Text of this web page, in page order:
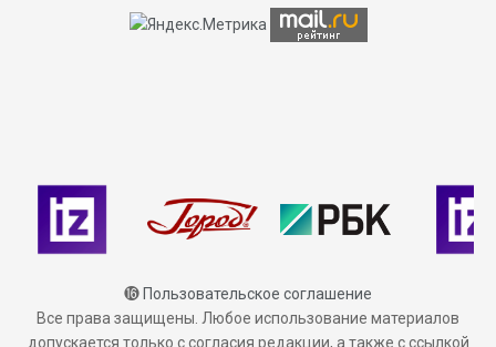
⓰ Пользовательское соглашение
Все права защищены. Любое использование материалов
допускается только с согласия редакции, а также с ссылкой